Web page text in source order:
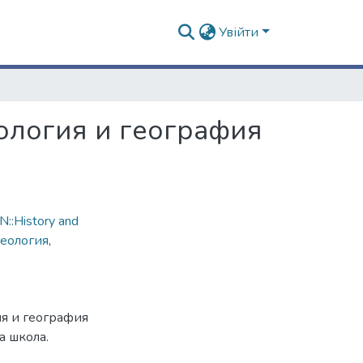
Увійти
и география
and
,
и география
школа.